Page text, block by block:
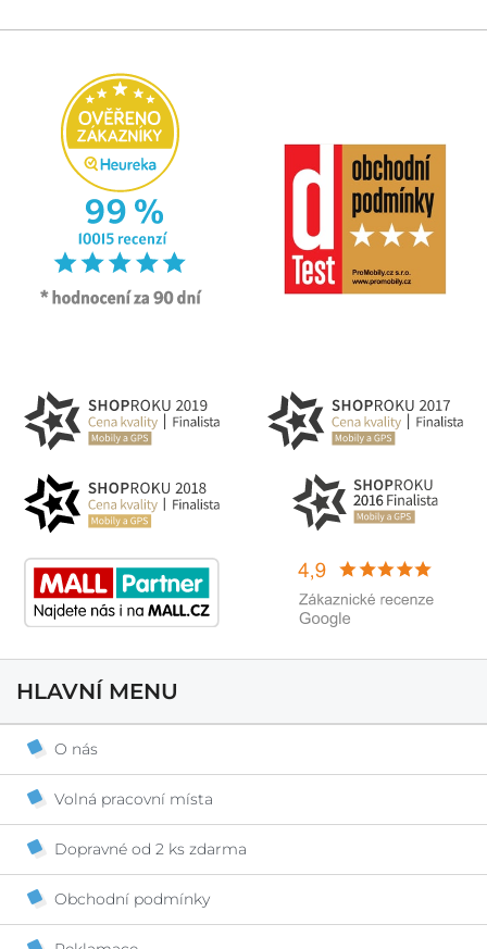
HLAVNÍ MENU
O nás
Volná pracovní místa
Dopravné od 2 ks zdarma
Obchodní podmínky